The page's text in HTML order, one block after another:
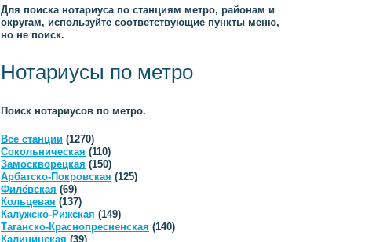
Для поиска нотариуса по станциям метро, районам и
округам, используйте соответствующие пункты меню,
но не поиск.
Нотариусы по метро
Поиск нотариусов по метро.
Все станции (1270)
Сокольническая (110)
Замоскворецкая (150)
Арбатско-Покровская (125)
Филёвская (69)
Кольцевая (137)
Калужско-Рижская (149)
Таганско-Краснопресненская (140)
Калининская (39)